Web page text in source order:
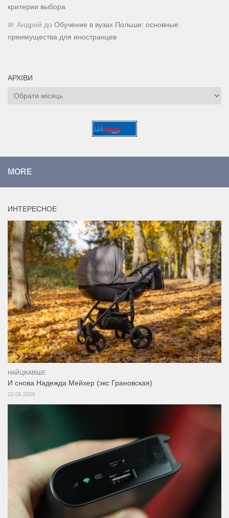
критерии выбора
Андрей до Обучение в вузах Польши: основные
преимущества для иностранцев
АРХІВИ
Архіви
MORE
ИНТЕРЕСНОЕ
НАЙЦІКАВІШЕ
И снова Надежда Мейхер (экс Грановская)
02.06.2006